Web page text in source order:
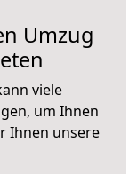
Umzug
viele
um Ihnen
Ihnen unsere